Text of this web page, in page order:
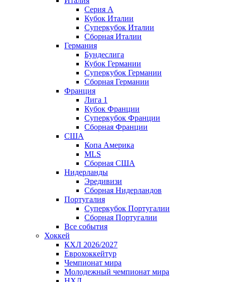
Серия А
Кубок Италии
Суперкубок Италии
Сборная Италии
Германия
Бундеслига
Кубок Германии
Суперкубок Германии
Сборная Германии
Франция
Лига 1
Кубок Франции
Суперкубок Франции
Сборная Франции
США
Копа Америка
MLS
Сборная США
Нидерланды
Эредивизи
Сборная Нидерландов
Португалия
Суперкубок Португалии
Сборная Португалии
Все события
Хоккей
КХЛ 2026/2027
Еврохоккейтур
Чемпионат мира
Молодежный чемпионат мира